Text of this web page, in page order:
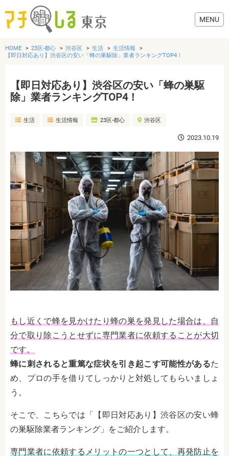
グルメ
美容・健康
歯医者・病院
おでかけ
生活
HOME 23区-都心 渋谷区 生活
生活情報
【即日対応あり】渋谷区の安い「蜂の巣駆除」業者ランキングTOP4！
【即日対応あり】渋谷区の安い「蜂の巣駆
除」業者ランキングTOP4！
生活 生活情報 23区-都心 渋谷区
2023.10.19
もし近くで蜂を見かけたり蜂の巣を発見した場合は、自
分で取り除こうとせずに専門業者に依頼することが大切
です。
蜂に刺されると重篤な症状を引き起こす可能性があるた
め、プロの手を借りてしっかりと対処してもらいましょ
う。
そこで、こちらでは「【即日対応あり】渋谷区の安い蜂
の巣駆除業者ランキング」をご紹介します。
専門業者に依頼するメリットの一つとして、再発防止を